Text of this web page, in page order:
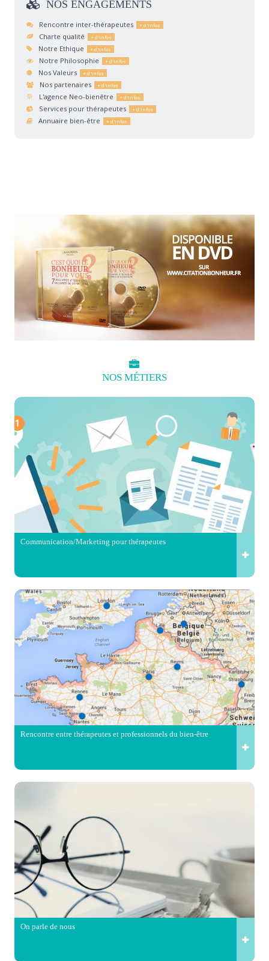
NOS ENGAGEMENTS
Rencontre inter-thérapeutes
Charte qualité
Notre Ethique
Notre Philosophie
Nos Valeurs
Nos partenaires
L'agence Neo-bienêtre
Services pour thérapeutes
Annuaire bien-être
NOS MÉTIERS
Communication/Marketing pour thérapeutes
Rencontre entre thérapeutes et professionnels du bien-être
On parle de nous